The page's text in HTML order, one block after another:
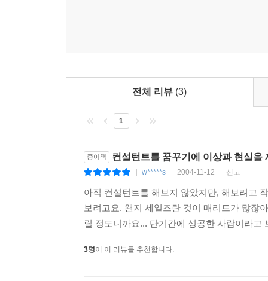
40대- 부를 불리는 시기
50대- 부를 조정하는 시기
60대- 부를 지키는 시기
사실 이런 의문의 저변에는 역사적, 경제적인 구
자산손실과 상속분쟁의 위험을 막아주는 효과
한 사람이 가문컨설팅이라는 상품에 가입했을
수 있고, 세무상담도 직접 해주는 획기적인 신개념
위해 모든 서비스를 제공하겠다는 그의 의지가
사례를 있는 그대로 공개하고 있다.
VIP마케팅 어떻게 할까?
전체 리뷰 (3)
1
종이책 컨설턴트를 꿈꾸기에 이상과 현실을
w*****s 2004-11-12 신고
아직 컨설턴트를 해보지 않았지만, 해보려고
보려고요. 왠지 세일즈란 것이 매리트가 많잖
릴 정도니까요... 단기간에 성공한 사람이라
3명이 이 리뷰를 추천합니다.